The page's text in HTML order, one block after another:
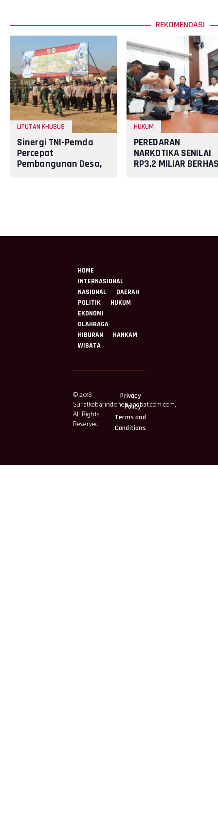
REKOMENDASI
LIPUTAN KHUSUS
Sinergi TNI-Pemda
Percepat
Pembangunan Desa,
HUKUM
PEREDARAN
NARKOTIKA SENILAI
RP3,2 MILIAR
HOME
INTERNASIONAL
NASIONAL
DAERAH
POLITIK
HUKUM
EKONOMI
OLAHRAGA
HIBURAN
HANKAM
WISATA
© 2018
Suratkabarindonesiahebat.com.com,
All Rights
Reserved.
Privacy
Policy
Terms and
Conditions